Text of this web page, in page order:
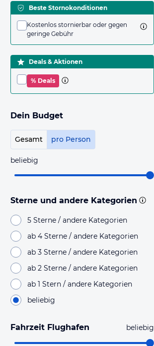
Beste Stornokonditionen
Kostenlos stornierbar oder gegen
geringe Gebühr
Deals & Aktionen
% Deals
Dein Budget
Gesamt pro Person
beliebig
Sterne und andere Kategorien
5 Sterne / andere Kategorien
ab 4 Sterne / andere Kategorien
ab 3 Sterne / andere Kategorien
ab 2 Sterne / andere Kategorien
ab 1 Stern / andere Kategorien
beliebig
Fahrzeit Flughafen beliebig